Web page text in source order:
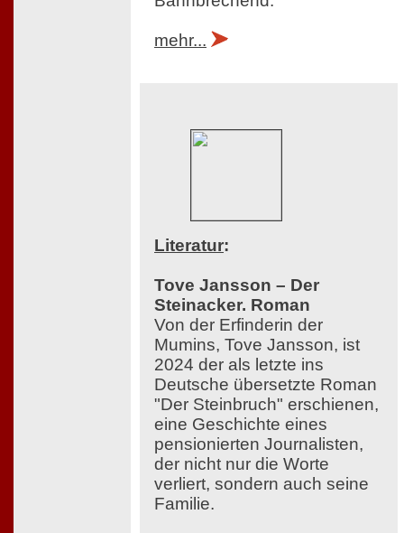
mehr...
Literatur:
Tove Jansson – Der
Steinacker. Roman
Von der Erfinderin der
Mumins, Tove Jansson, ist
2024 der als letzte ins
Deutsche übersetzte Roman
"Der Steinbruch" erschienen,
eine Geschichte eines
pensionierten Journalisten,
der nicht nur die Worte
verliert, sondern auch seine
Familie.